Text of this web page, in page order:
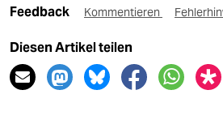
Feedback Kommentieren
Diesen Artikel teilen